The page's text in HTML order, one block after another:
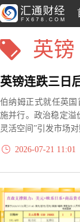
英镑
伯纳姆正式就任英
施并行。政治稳定溢
灵活空间”引发市场对
2026-07-21 11:01